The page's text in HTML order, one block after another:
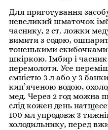
Для приготування
невеликий шматочок
часнику, 2 ст. ложки
вимити з содою,
тоненькими
шкіркою. Імбир і
перемолоти. Усе
ємністю 3 л або у 3
кип’яченою водою,
мед. Через 2 год можна
слід кожен день
100 мл упродовж 3
холодильнику, перед